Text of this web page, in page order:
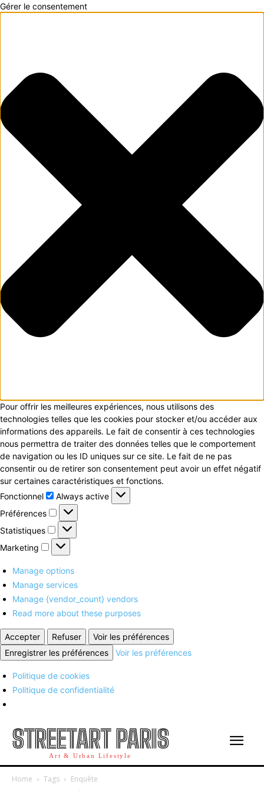
Gérer le consentement
Pour offrir les meilleures expériences, nous utilisons des
technologies telles que les cookies pour stocker et/ou accéder aux
informations des appareils. Le fait de consentir à ces technologies
nous permettra de traiter des données telles que le comportement
de navigation ou les ID uniques sur ce site. Le fait de ne pas
consentir ou de retirer son consentement peut avoir un effet négatif
sur certaines caractéristiques et fonctions.
Fonctionnel
Fonctionnel
Always active
Préférences
Préférences
Statistiques
Statistiques
Marketing
Marketing
Manage options
Manage services
Manage {vendor_count} vendors
Read more about these purposes
Accepter Refuser
Voir les préférences
Enregistrer les préférences
Voir les préférences
Politique de cookies
Politique de confidentialité
STREETART PARIS
Art & Urban Lifestyle
Home Tags Enquête